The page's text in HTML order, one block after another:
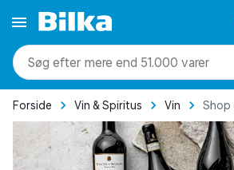
mere end 51.000 varer
Forside Vin & Spiritus Vin Shop